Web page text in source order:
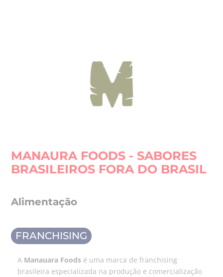
MANAURA FOODS - SABORES
BRASILEIROS FORA DO BRASIL
Alimentação
FRANCHISING
A Manauara Foodsé uma marca de franchising
brasileira especializada na produção e comercialização